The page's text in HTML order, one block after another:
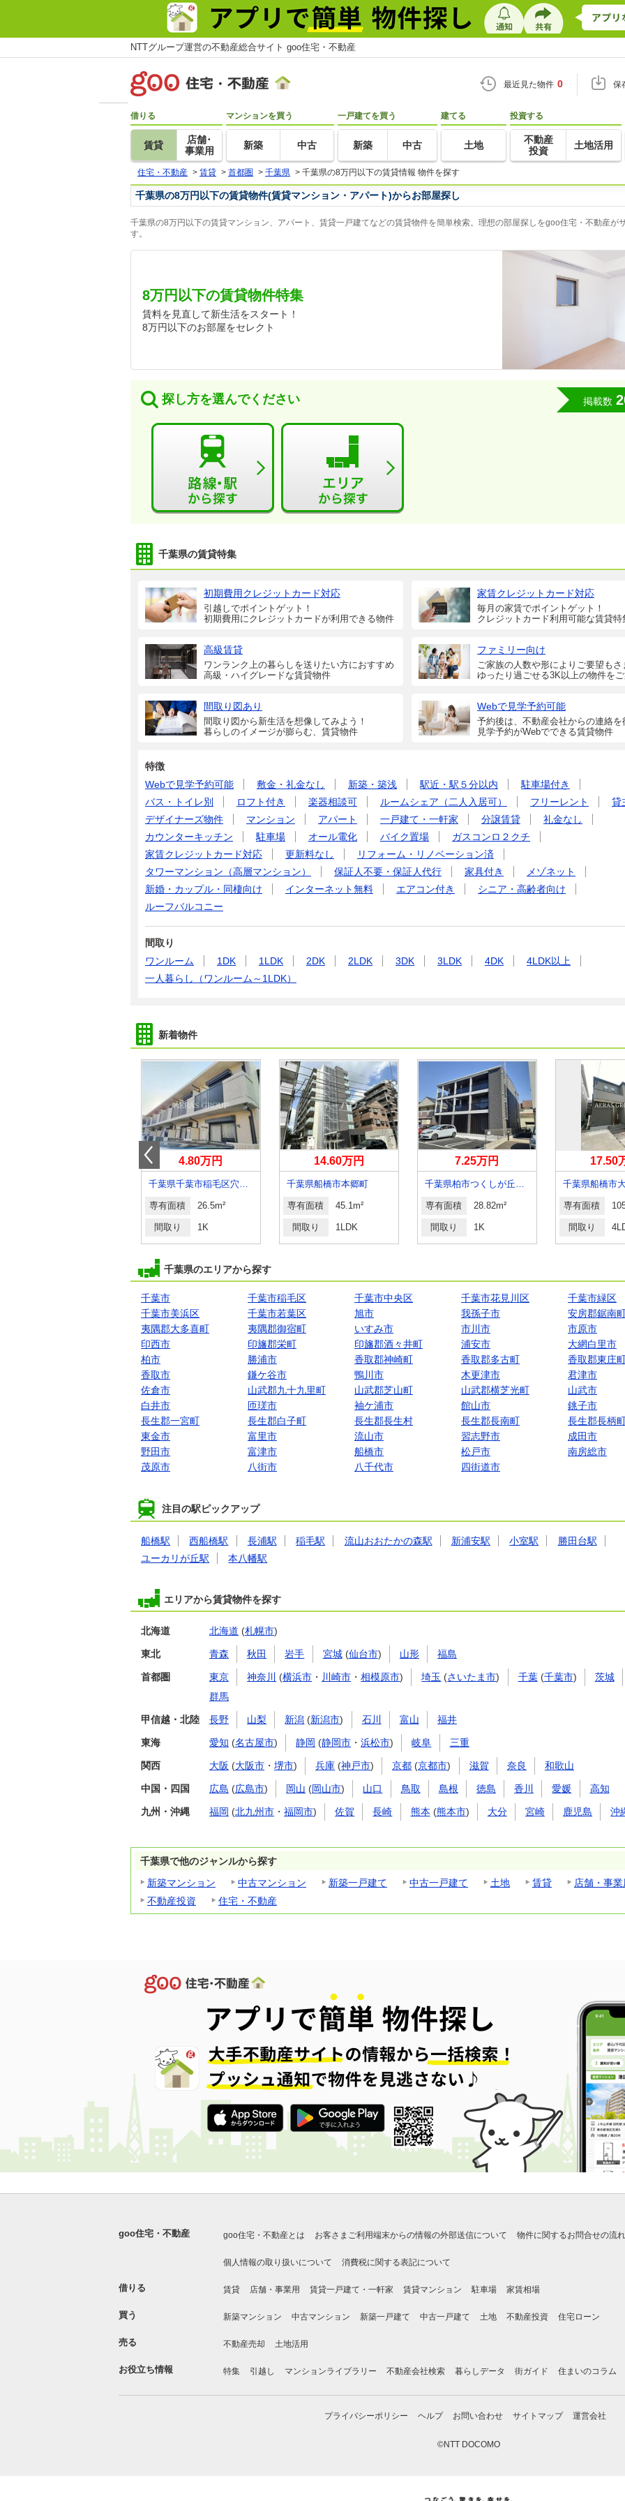
NTTグループ運営の不動産総合サイト goo住宅・不動産
最近見た物件 0 保
借りる
賃貸
店舗･
事業用
マンションを買う
新築 中古
一戸建てを買う
新築 中古
建てる
土地
投資する
不動産
投資
土地活用
住宅・不動産 > 賃貸 > 首都圏 > 千葉県 > 千葉県の8万円以下の賃貸情報 物件を探す
千葉県の8万円以下の賃貸物件(賃貸マンション・アパート)からお部屋探し
千葉県の8万円以下の賃貸マンション、アパート、賃貸一戸建てなどの賃貸物件を簡単検索。理想の部屋探しをgoo住宅・不動産が
す。
8万円以下の賃貸物件特集
賃料を見直して新生活をスタート！
8万円以下のお部屋をセレクト
探し方を選んでください 掲載数
千葉県の賃貸特集
初期費用クレジットカード対応
引越しでポイントゲット！
初期費用にクレジットカードが利用できる物件
家賃クレジットカード対応
毎月の家賃でポイントゲット！
クレジットカード利用可能な賃貸特
高級賃貸
ワンランク上の暮らしを送りたい方におすすめ
高級・ハイグレードな賃貸物件
ファミリー向け
ご家族の人数や形によりご要望もさ
ゆったり過ごせる3K以上の物件を
間取り図あり
間取り図から新生活を想像してみよう！
暮らしのイメージが膨らむ、賃貸物件
Webで見学予約可能
予約後は、不動産会社からの連絡を
見学予約がWebでできる賃貸物件
特徴
Webで見学予約可能
敷金・礼金なし 新築・築浅 駅近・駅５分以内
駐車場付き
バス・トイレ別
ロフト付き 楽器相談可 ルームシェア（二人入居可） フリーレント
貸
デザイナーズ物件
マンション アパート 一戸建て・一軒家 分譲賃貸
礼金なし
カウンターキッチン
駐車場 オール電化 バイク置場
ガスコンロ２クチ
家賃クレジットカード対応
更新料なし
リフォーム・リノベーション済
タワーマンション（高層マンション）
保証人不要・保証人代行 家具付き
メゾネット
新婚・カップル・同棲向け
インターネット無料 エアコン付き
シニア・高齢者向け
ルーフバルコニー
間取り
ワンルーム
1DK 1LDK 2DK 2LDK 3DK 3LDK 4DK
4LDK以上
一人暮らし（ワンルーム～1LDK）
新着物件
4.80万円
千葉県千葉市稲毛区穴川３丁目
専有面積 26.5m²
間取り 1K
14.60万円
千葉県船橋市本郷町
専有面積 45.1m²
間取り 1LDK
7.25万円
千葉県柏市つくしが丘５丁目
専有面積 28.82m²
間取り 1K
17.50
専有面積
間取り
千葉県のエリアから探す
千葉市 千葉市稲毛区 千葉市中央区 千葉市花見川区
千葉市緑区
千葉市美浜区
千葉市若葉区 旭市 我孫子市
安房郡鋸南
夷隅郡大多喜町
夷隅郡御宿町 いすみ市 市川市
市原市
印西市
印旛郡栄町 印旛郡酒々井町 浦安市
大網白里市
柏市
勝浦市 香取郡神崎町 香取郡多古町
香取郡東庄
香取市
鎌ケ谷市 鴨川市 木更津市
君津市
佐倉市
山武郡九十九里町 山武郡芝山町 山武郡横芝光町
山武市
白井市
匝瑳市 袖ケ浦市 館山市
銚子市
長生郡一宮町
長生郡白子町 長生郡長生村 長生郡長南町
長生郡長柄
東金市
富里市 流山市 習志野市
成田市
野田市
富津市 船橋市 松戸市
南房総市
茂原市
八街市 八千代市 四街道市
注目の駅ピックアップ
船橋駅 西船橋駅 長浦駅 稲毛駅 流山おおたかの森駅 新浦安駅 小室駅
勝田台駅
ユーカリが丘駅
本八幡駅
エリアから賃貸物件を探す
北海道 北海道 (札幌市)
東北 青森 秋田 岩手 宮城(仙台市) 山形 福島
首都圏 東京 神奈川 (横浜市 ・ 川崎市 ・相模原市) 埼玉 (さいたま市) 千葉(千葉市)
茨城
群馬
甲信越・北陸 長野 山梨 新潟 (新潟市) 石川 富山 福井
東海 愛知 (名古屋市) 静岡 (静岡市 ・浜松市) 岐阜 三重
関西 大阪 (大阪市 ・ 堺市) 兵庫 (神戸市) 京都 (京都市) 滋賀 奈良 和歌山
中国・四国 広島 (広島市) 岡山 (岡山市) 山口 鳥取 島根 徳島 香川 愛媛 高知
九州・沖縄 福岡 (北九州市 ・ 福岡市) 佐賀 長崎 熊本 (熊本市) 大分 宮崎 鹿児島 沖
千葉県で他のジャンルから探す
新築マンション
中古マンション 新築一戸建て 中古一戸建て 土地 賃貸
店舗・事業
不動産投資
住宅・不動産
goo住宅・不動産 goo住宅・不動産とは お客さまご利用端末からの情報の外部送信について 物件に関するお問合せの流れ
個人情報の取り扱いについて 消費税に関する表記について
借りる 賃貸 店舗・事業用 賃貸一戸建て・一軒家 賃貸マンション 駐車場 家賃相場
買う 新築マンション 中古マンション 新築一戸建て 中古一戸建て 土地 不動産投資 住宅ローン
売る 不動産売却 土地活用
お役立ち情報 特集 引越し マンションライブラリー 不動産会社検索 暮らしデータ 街ガイド 住まいのコラム
プライバシーポリシー ヘルプ お問い合わせ サイトマップ 運営会社
©NTT DOCOMO